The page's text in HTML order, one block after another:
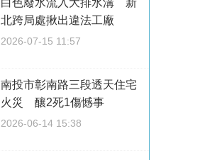
白色廢水流入大排水溝 新
北跨局處揪出違法工廠
2026-07-15 11:57
南投市彰南路三段透天住宅
火災 釀2死1傷憾事
2026-06-14 15:38